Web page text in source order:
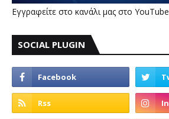
Εγγραφείτε στο κανάλι μας στο YouTube
SOCIAL PLUGIN